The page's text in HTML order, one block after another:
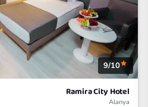
9/10
Ramira City Hotel
Alanya